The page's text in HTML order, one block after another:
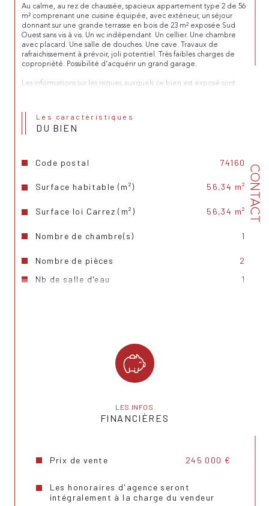
CONTACT
Au calme, au rez de chaussée, spacieux appartement type 2 de 56
m² comprenant une cuisine équipée, avec extérieur, un séjour
donnant sur une grande terrasse en bois de 23 m² exposée Sud
Ouest sans vis à vis. Un wc indépendant. Un cellier. Une chambre
avec placard. Une salle de douches. Une cave. Travaux de
rafraichissement à prévoir, joli potentiel. Très faibles charges de
copropriété. Possibilité d'acquérir un grand garage.
Les informations sur les risques auxquels ce bien est exposé sont
Les caractéristiques
DU BIEN
Code postal 74160
Surface habitable (m²) 56,34 m²
Surface loi Carrez (m²) 56,34 m²
Nombre de chambre(s) 1
Nombre de pièces
2
Nb de salle d'eau
1
Type de chauffage
Format de chauffage
Année de construction
LES INFOS
FINANCIÈRES
Prix de vente 245 000 €
Les honoraires d'agence seront
intégralement à la charge du vendeur